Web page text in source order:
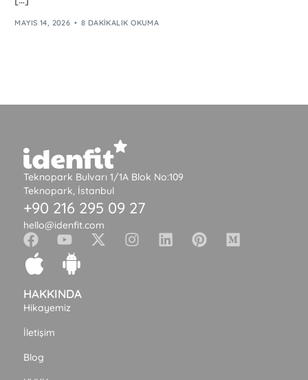
MAYIS 14, 2026 8 DAKIKALIK OKUMA
Teknopark Bulvarı 1/1A Blok No:109
Teknopark, İstanbul
+90 216 295 09 27
hello@idenfit.com
HAKKINDA
Hikayemiz
İletişim
Blog